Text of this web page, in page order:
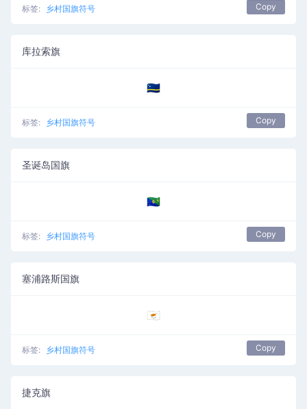
标签: 乡村国旗符号 Copy
库拉索旗
🇨🇼
标签: 乡村国旗符号 Copy
圣诞岛国旗
🇨🇽
标签: 乡村国旗符号 Copy
塞浦路斯国旗
🇨🇾
标签: 乡村国旗符号 Copy
捷克旗